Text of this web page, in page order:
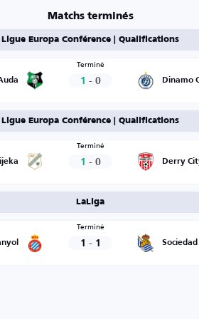
Matchs terminés
Ligue Europa Conférence | Qualifications
Terminé
1 - 0 Dinamo
Ligue Europa Conférence | Qualifications
Terminé
1 - 0 Derry
LaLiga
Terminé
1 - 1 Sociedad